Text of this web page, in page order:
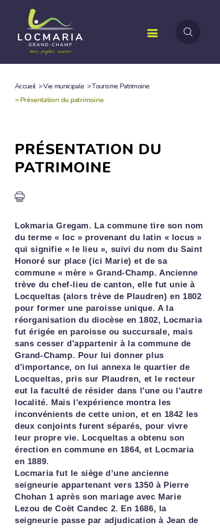
contenu
principal
FIL
Accueil >Vie municipale >Tourisme Patrimoine
>Présentation du patrimoine
PRÉSENTATION DU
PATRIMOINE
Lokmaria Gregam. La commune tire son nom
du terme « loc » provenant du latin « locus »
qui signifie « le lieu », suivi du nom du Saint
Honoré sur place (ici Marie) et de sa
commune « mère » Grand-Champ. Ancienne
trève du chef-lieu de canton, elle fut unie à
Locqueltas (alors trève de Plaudren) en 1802
pour former une paroisse unique. A la
réorganisation du diocèse en 1802, Locmaria
fut érigée en paroisse ou succursale, mais
sans cesser d'appartenir à la commune de
Grand-Champ. Pour lui donner plus
d'importance, on lui annexa le quartier de
Locqueltas, pris sur Plaudren, et le recteur
eut la faculté de résider dans l'une ou l'autre
localité. Mais l'expérience montra les
inconvénients de cette union, et en 1842 les
deux conjoints furent séparés, pour vivre
leur propre vie. Locqueltas a obtenu son
érection en commune en 1864, et Locmaria
en 1889.
Locmaria fut le siège d’une ancienne
seigneurie appartenant vers 1350 à Pierre
Chohan 1 après son mariage avec Marie
Lezou de Coët Candec 2. En 1686, la
seigneurie passe par adjudication à Jean de